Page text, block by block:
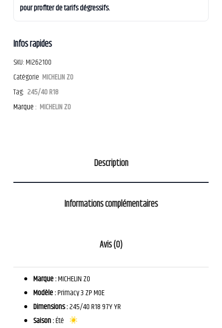
pour profiter de tarifs dégressifs.
Infos rapides
SKU:MI262100
Catégorie MICHELIN ZO
Tag: 245/40 R18
Marque : MICHELIN ZO
Description
Informations complémentaires
Avis (0)
Marque :MICHELIN ZO
Modèle :Primacy 3 ZP MOE
Dimensions :245/40 R18 97Y YR
Saison :Été